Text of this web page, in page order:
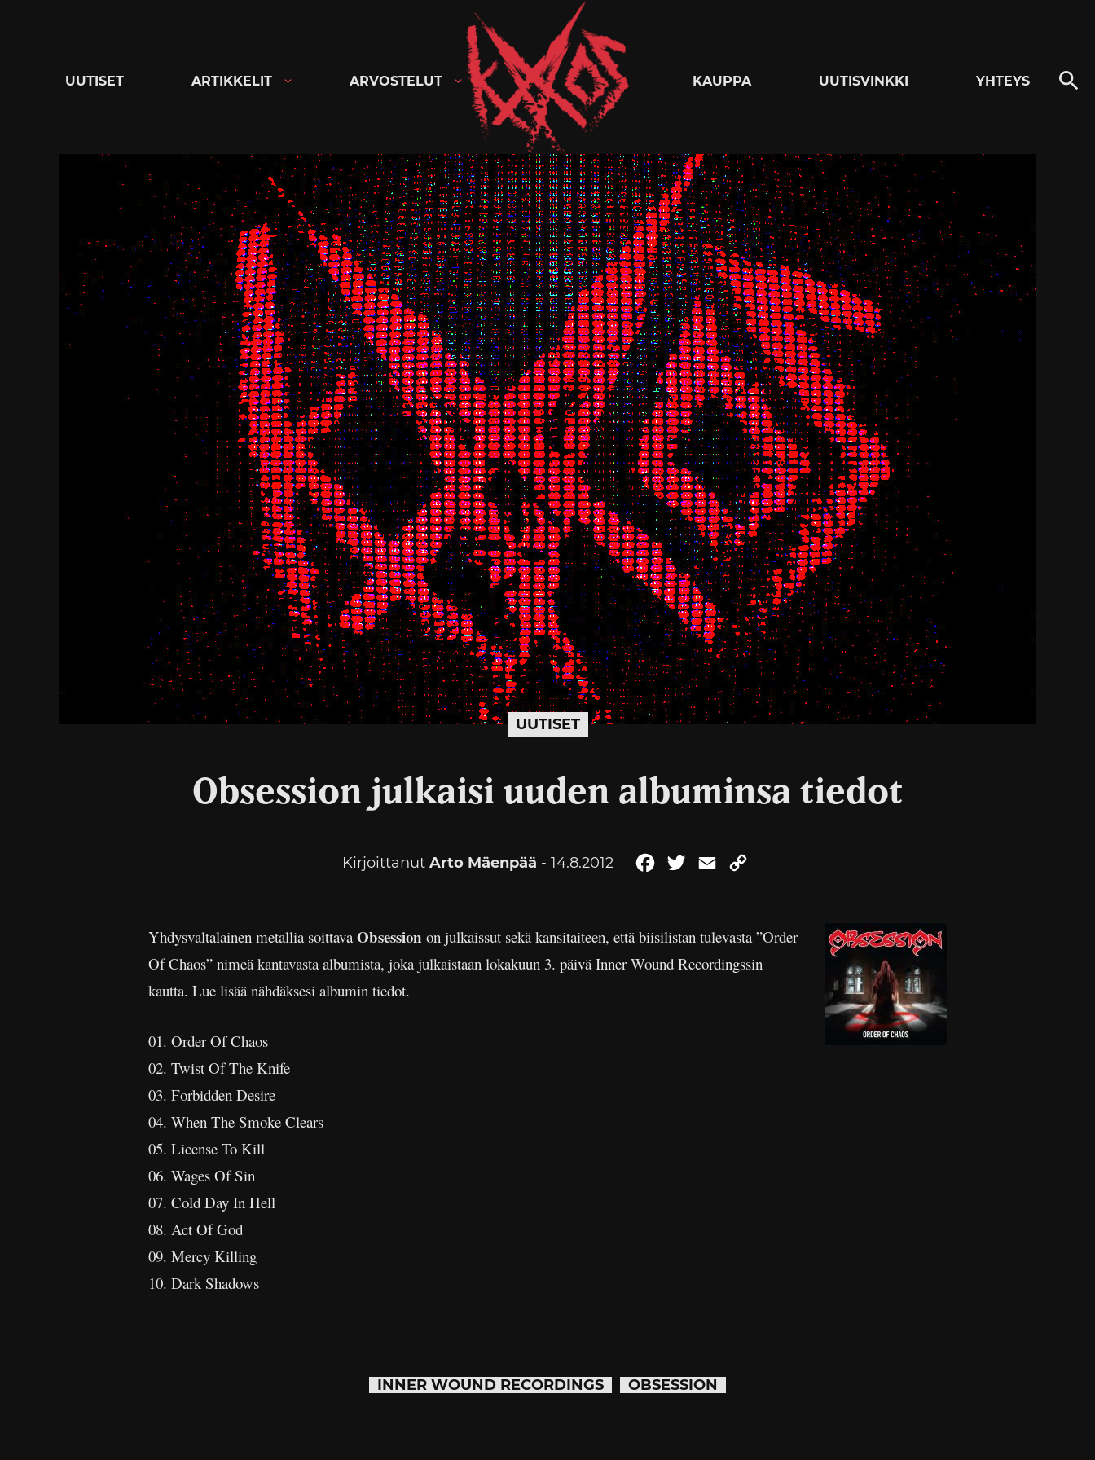
Kaaoszine
UUTISET ARTIKKELIT ARVOSTELUT KAUPPA UUTISVINKKI YHTEYS
UUTISET
Obsession julkaisi uuden albuminsa tiedot
Kirjoittanut Arto Mäenpää - 14.8.2012 FacebookTwitterEmail
Yhdysvaltalainen metallia soittavaObsession on julkaissut sekä kansitaiteen, että biisilistan tulevasta ”Order
Of Chaos” nimeä kantavasta albumista, joka julkaistaan lokakuun 3. päivä Inner Wound Recordingssin
kautta. Lue lisää nähdäksesi albumin tiedot.
01. Order Of Chaos
02. Twist Of The Knife
03. Forbidden Desire
04. When The Smoke Clears
05. License To Kill
06. Wages Of Sin
07. Cold Day In Hell
08. Act Of God
09. Mercy Killing
10. Dark Shadows
INNER WOUND RECORDINGS OBSESSION